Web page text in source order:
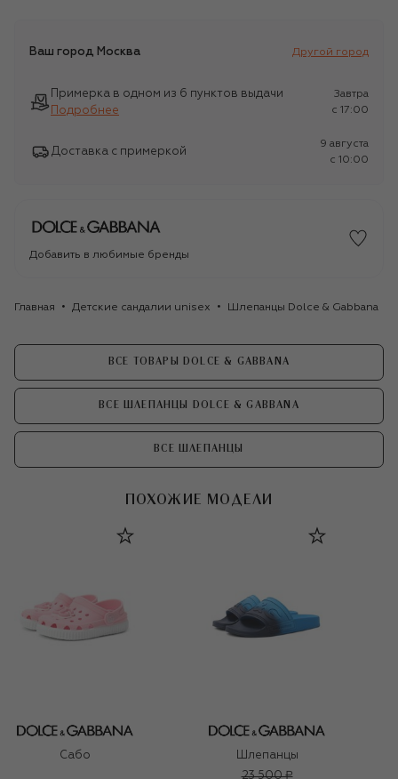
Ваш город Москва Другой город
Примерка в одном из 6 пунктов выдачи
Подробнее
Завтра
c 17:00
Доставка с примеркой
9 августа
c 10:00
Добавить в любимые бренды
Главная Детские сандалии unisex Шлепанцы Dolce & Gabbana
ВСЕ ТОВАРЫ DOLCE & GABBANA
ВСЕ ШЛЕПАНЦЫ DOLCE & GABBANA
ВСЕ ШЛЕПАНЦЫ
ПОХОЖИЕ МОДЕЛИ
Сабо
Шлепанцы
23 500 ₽